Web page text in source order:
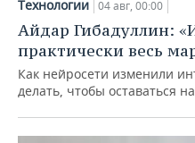
Технологии 04 авг, 00:00
Айдар Гибадуллин:
практически весь
Как нейросети изменили
делать, чтобы оставаться